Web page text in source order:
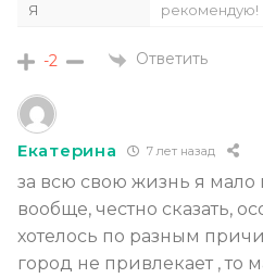
Я рекомендую!
-2 Ответить
Екатерина 7 лет назад
за всю свою жизнь я мало
вообще, честно сказать,
хотелось по разным
город не привлекает , то